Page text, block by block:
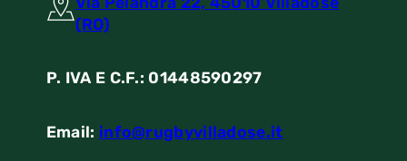
(RO)
P. IVA E C.F.: 01448590297
Email: info@rugbyvilladose.it